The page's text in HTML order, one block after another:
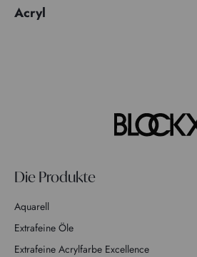
Acryl
Die Produkte
Aquarell
Extrafeine Öle
Extrafeine Acrylfarbe Excellence